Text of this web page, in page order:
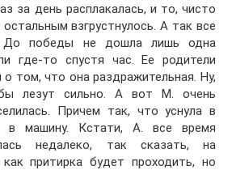
за день расплакалась, и то, чисто
взгрустнулось. А так все
До победы не дошла лишь одна
где-то спустя час. Ее родители
о том, что она раздражительная. Ну,
лезут сильно. А вот М. очень
Причем так, что уснула в
в машину. Кстати, А. все время
недалеко, так сказать, на
притирка будет проходить, но